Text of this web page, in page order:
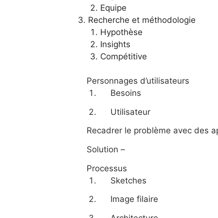
Equipe
Recherche et méthodologie
Hypothèse
Insights
Compétitive
Personnages d’utilisateurs
Besoins
Utilisateur
Recadrer le problème avec des
Solution –
Processus
Sketches
Image filaire